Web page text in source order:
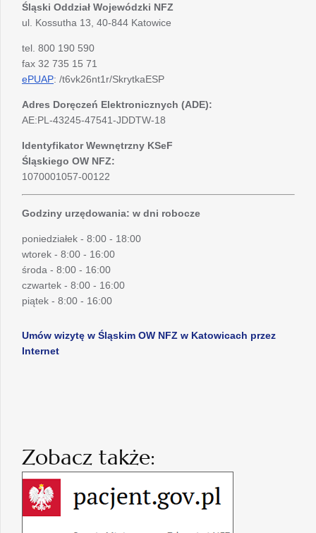
Śląski Oddział Wojewódzki NFZ
ul. Kossutha 13, 40-844 Katowice
tel. 800 190 590
fax 32 735 15 71
ePUAP: /t6vk26nt1r/SkrytkaESP
Adres Doręczeń Elektronicznych (ADE):
AE:PL-43245-47541-JDDTW-18
Identyfikator Wewnętrzny KSeF
Śląskiego OW NFZ:
1070001057-00122
Godziny urzędowania: w dni robocze
poniedziałek - 8:00 - 18:00
wtorek - 8:00 - 16:00
środa - 8:00 - 16:00
czwartek - 8:00 - 16:00
piątek - 8:00 - 16:00
Umów wizytę w Śląskim OW NFZ w Katowicach przez
Internet
Zobacz także: